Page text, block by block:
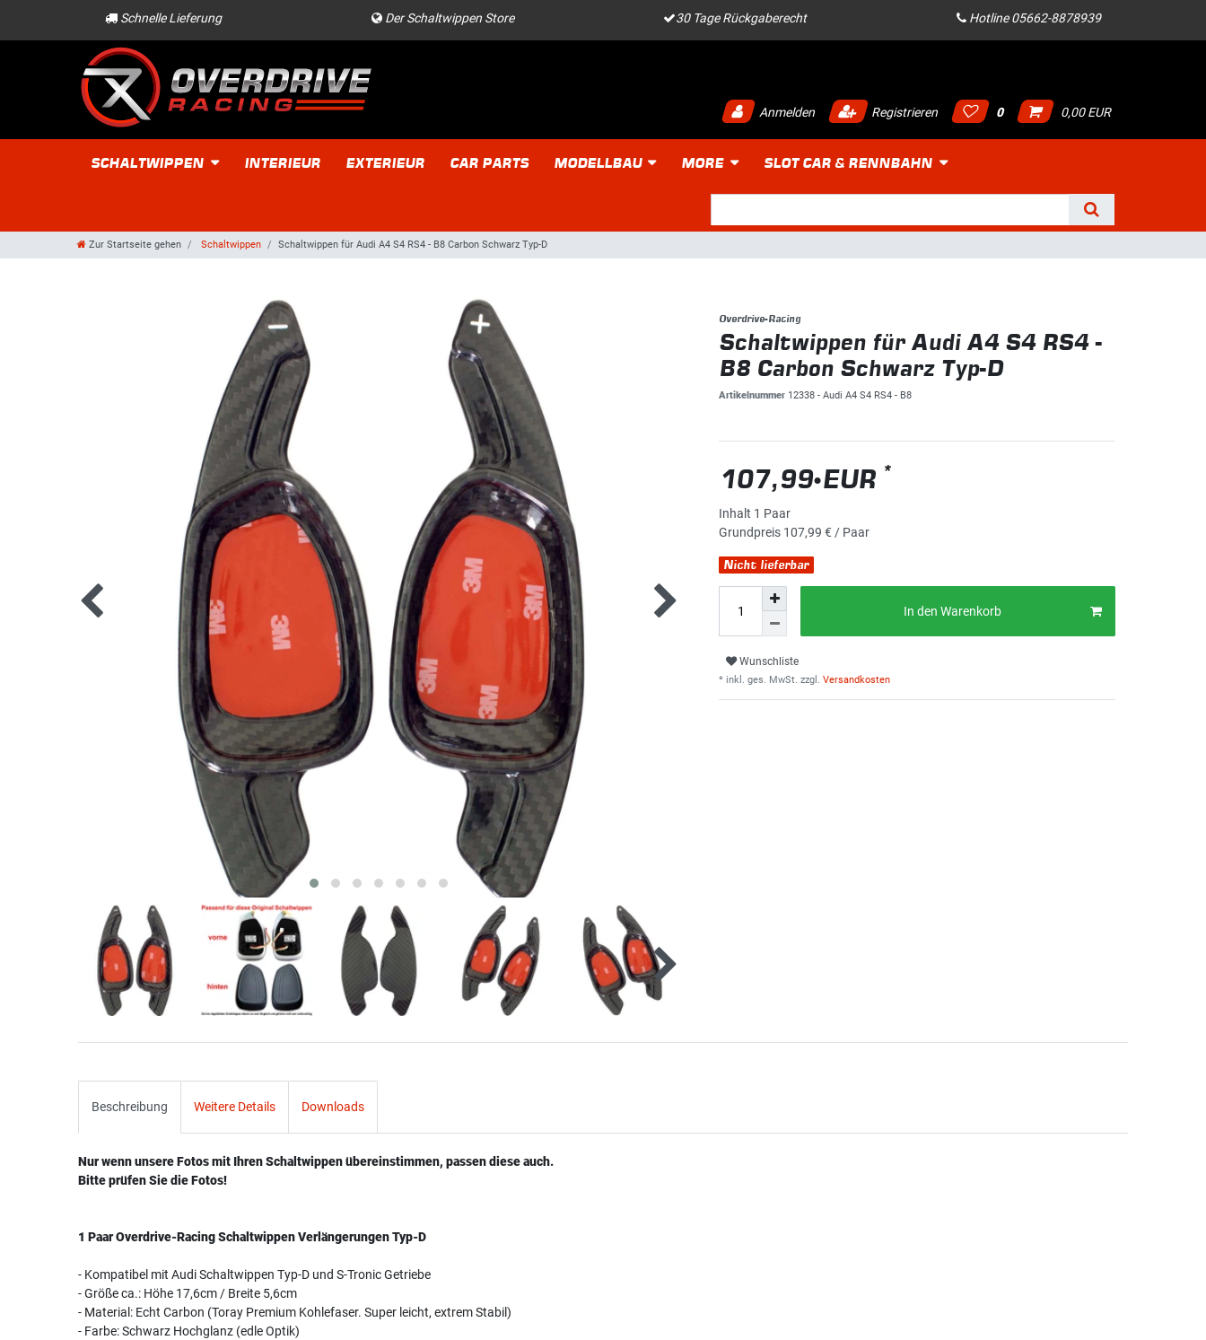
Schnelle Lieferung Der Schaltwippen Store 30 Tage Rückgaberecht Hotline 05662-8878939
Anmelden Registrieren 0 0,00 EUR
SCHALTWIPPEN INTERIEUR EXTERIEUR CAR PARTS MODELLBAU MORE SLOT CAR & RENNBAHN
Zur Startseite gehen Schaltwippen Schaltwippen für Audi A4 S4 RS4 - B8 Carbon Schwarz Typ-D
Overdrive-Racing
Schaltwippen für Audi A4 S4 RS4 -
B8 Carbon Schwarz Typ-D
Artikelnummer 12338 - Audi A4 S4 RS4 - B8
107,99 EUR *
Inhalt 1 Paar
Grundpreis 107,99 € / Paar
Nicht lieferbar
In den Warenkorb
Wunschliste
* inkl. ges. MwSt. zzgl. Versandkosten
Beschreibung Weitere Details Downloads
Nur wenn unsere Fotos mit Ihren Schaltwippen übereinstimmen, passen diese auch.
Bitte prüfen Sie die Fotos!
1 Paar Overdrive-Racing Schaltwippen Verlängerungen Typ-D
- Kompatibel mit Audi Schaltwippen Typ-D und S-Tronic Getriebe
- Größe ca.: Höhe 17,6cm / Breite 5,6cm
- Material: Echt Carbon (Toray Premium Kohlefaser. Super leicht, extrem Stabil)
- Farbe: Schwarz Hochglanz (edle Optik)